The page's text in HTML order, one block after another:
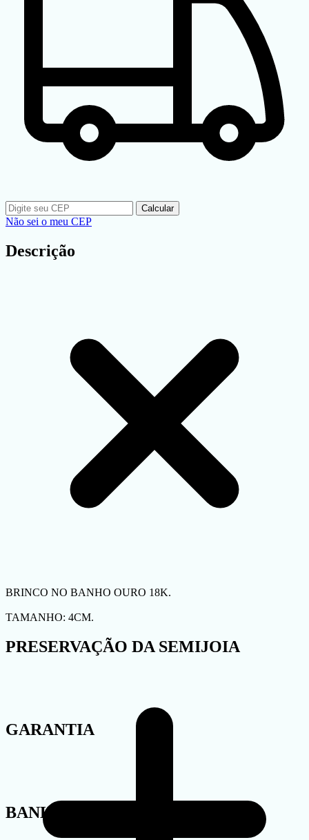
Calcular
Não sei o meu CEP
Descrição
BRINCO NO BANHO OURO 18K.
TAMANHO: 4CM.
PRESERVAÇÃO DA SEMIJOIA
GARANTIA
BANHO